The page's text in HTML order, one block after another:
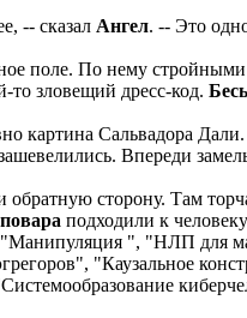
-- сказал Ангел. -- Это
поле. По нему
то зловещий дресс-код.
картина Сальвадора
Впереди
обратную сторону. Там
подходили к
", "НЛП для
"Каузальное